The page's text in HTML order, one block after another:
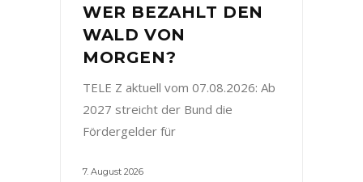
WER BEZAHLT DEN
WALD VON
MORGEN?
TELE Z aktuell vom 07.08.2026: Ab
2027 streicht der Bund die
Fördergelder für
7. August 2026